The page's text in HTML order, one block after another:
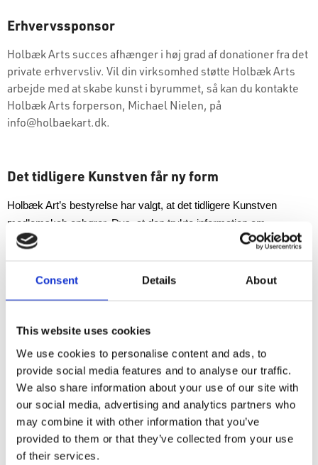
Consent Details About
This website uses cookies
We use cookies to personalise content and ads, to
provide social media features and to analyse our traffic.
We also share information about your use of our site with
our social media, advertising and analytics partners who
may combine it with other information that you’ve
provided to them or that they’ve collected from your use
of their services.
Erhvervssponsor
Holbæk Arts succes afhænger i høj grad af donationer fra det
private erhvervsliv. Vil din virksomhed støtte Holbæk Arts
arbejde med at skabe kunst i byrummet, så kan du kontakte
Holbæk Arts forperson, Michael Nielen, på
info@holbaekart.dk.
Det tidligere Kunstven får ny form
Holbæk Art’s bestyrelse har valgt, at det tidligere Kunstven
medlemskab ophører. Dvs. at den trykte information om
Kunstven i vores foldere og pocket guide ikke længere er aktuel.
Dette sker i kraft af øgede administrative og koordinerende
Vi ønsker fortsat vores Kunstvenners engagement og deltagelse,
men det vil fremadrettet være uden forpligtende og faste
betalinger. I stedet vil du som Kunstven have mulighed for at
donere et valgfrit beløb ifm. aktuelle projekter og nye
værkopførelser i byen.
Denne model vil understøtte tilblivelse og vedligeholdelse af nye
som ældre værker, samt give Holbæk Art mulighed for at arbejde